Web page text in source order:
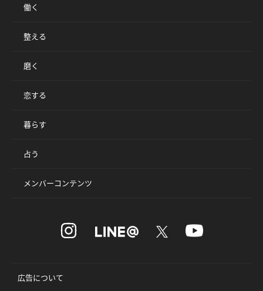
働く
整える
磨く
恋する
暮らす
占う
メンバーコンテンツ
広告について